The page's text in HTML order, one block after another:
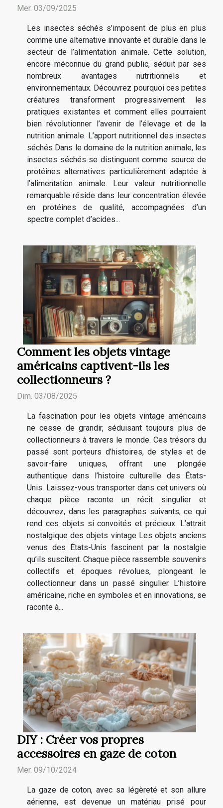
Mer. 03/09/2025
Les insectes séchés s’imposent de plus en plus
comme une alternative innovante et durable dans le
secteur de l’alimentation animale. Cette solution,
encore méconnue du grand public, séduit par ses
nombreux avantages nutritionnels et
environnementaux. Découvrez pourquoi ces petites
créatures transforment progressivement les
pratiques existantes et comment elles pourraient
bien révolutionner l’avenir de l’élevage et de la
nutrition animale. L’apport nutritionnel des insectes
séchés Dans le domaine de la nutrition animale, les
insectes séchés se distinguent comme source de
protéines alternatives particulièrement adaptée à
l’alimentation animale. Leur valeur nutritionnelle
remarquable réside dans leur concentration élevée
en protéines de qualité, accompagnées d’un
spectre complet d’acides...
Comment les objets vintage
américains captivent-ils les
collectionneurs ?
Dim. 03/08/2025
La fascination pour les objets vintage américains
ne cesse de grandir, séduisant toujours plus de
collectionneurs à travers le monde. Ces trésors du
passé sont porteurs d’histoires, de styles et de
savoir-faire uniques, offrant une plongée
authentique dans l’histoire culturelle des États-
Unis. Laissez-vous transporter dans cet univers où
chaque pièce raconte un récit singulier et
découvrez, dans les paragraphes suivants, ce qui
rend ces objets si convoités et précieux. L’attrait
nostalgique des objets vintage Les objets anciens
venus des États-Unis fascinent par la nostalgie
qu’ils suscitent. Chaque pièce rassemble souvenirs
collectifs et époques révolues, plongeant le
collectionneur dans un passé singulier. L’histoire
américaine, riche en symboles et en innovations, se
raconte à...
DIY : Créer vos propres
accessoires en gaze de coton
Mer. 09/10/2024
La gaze de coton, avec sa légèreté et son allure
aérienne, est devenue un matériau prisé pour